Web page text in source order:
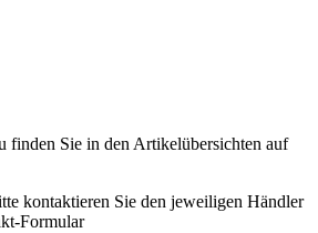
finden Sie in den Artikelübersichten auf
kontaktieren Sie den jeweiligen Händler
Formular